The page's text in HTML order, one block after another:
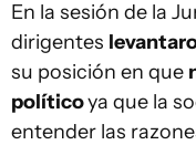
En la sesión de la
dirigentes
su posición en que
políticoya que la
entender las